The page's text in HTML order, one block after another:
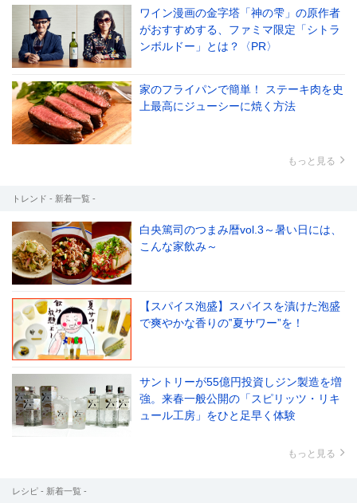
ワイン漫画の金字塔「神の雫」の原作者
がおすすめする、ファミマ限定「シトラ
ンボルドー」とは？〈PR〉
家のフライパンで簡単！ ステーキ肉を史
上最高にジューシーに焼く方法
もっと見る
トレンド - 新着一覧 -
白央篤司のつまみ暦vol.3～暑い日には、
こんな家飲み～
【スパイス泡盛】スパイスを漬けた泡盛
で爽やかな香りの‟夏サワー”を！
サントリーが55億円投資しジン製造を増
強。来春一般公開の「スピリッツ・リキ
ュール工房」をひと足早く体験
もっと見る
レシピ - 新着一覧 -